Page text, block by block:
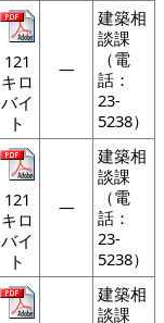
121
キロ
バイ
ト
―
建築相
談課
（電
話：
23-
5238）
121
キロ
バイ
ト
―
建築相
談課
（電
話：
23-
5238）
建築相
談課